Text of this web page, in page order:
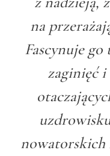
na
Fascynuje
zaginięć
nowatorskich